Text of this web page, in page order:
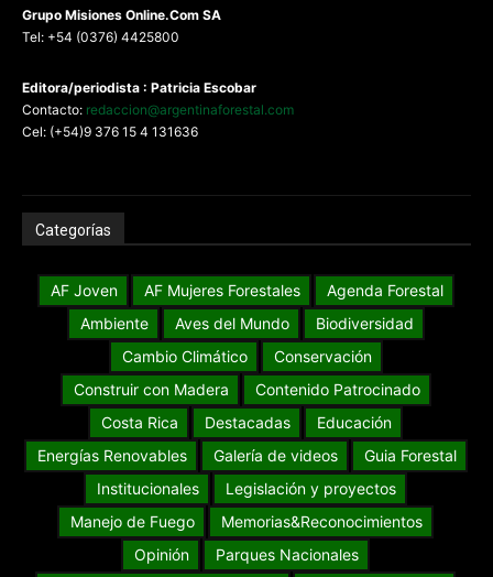
Grupo Misiones Online.Com SA
Tel: +54 (0376) 4425800
Editora/periodista : Patricia Escobar
Contacto: redaccion@argentinaforestal.com
Cel: (+54)9 376 15 4 131636
Categorías
AF Joven AF Mujeres Forestales
Agenda Forestal
Ambiente
Aves del Mundo
Biodiversidad
Cambio Climático
Conservación
Construir con Madera
Contenido Patrocinado
Costa Rica
Destacadas
Educación
Energías Renovables
Galería de videos
Guia Forestal
Institucionales
Legislación y proyectos
Manejo de Fuego
Memorias&Reconocimientos
Opinión
Parques Nacionales